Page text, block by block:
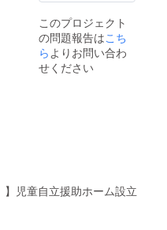
このプロジェクト
の問題報告はこち
らよりお問い合わ
せください
】児童自立援助ホーム設立